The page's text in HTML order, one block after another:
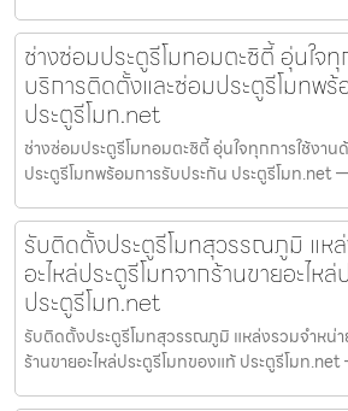
ช่างซ่อมประตูรีโมทอมตะซิตี้ อุ่นใจ
บริการติดตั้งและซ่อมประตูรีโมทพ
ประตูรีโมท.net
ช่างซ่อมประตูรีโมทอมตะซิตี้ อุ่นใจทุกการใช้งา
ประตูรีโมทพร้อมการรับประกัน ประตูรีโมท.net
รับติดตั้งประตูรีโมทสุวรรณภูมิ แห
อะไหล่ประตูรีโมทจากร้านขายอะไห
ประตูรีโมท.net
รับติดตั้งประตูรีโมทสุวรรณภูมิ แหล่งรวมจำหน่า
ร้านขายอะไหล่ประตูรีโมทของแท้ ประตูรีโมท